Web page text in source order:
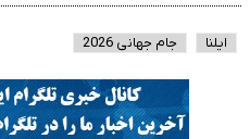
ایلنا جام جهانی 2026